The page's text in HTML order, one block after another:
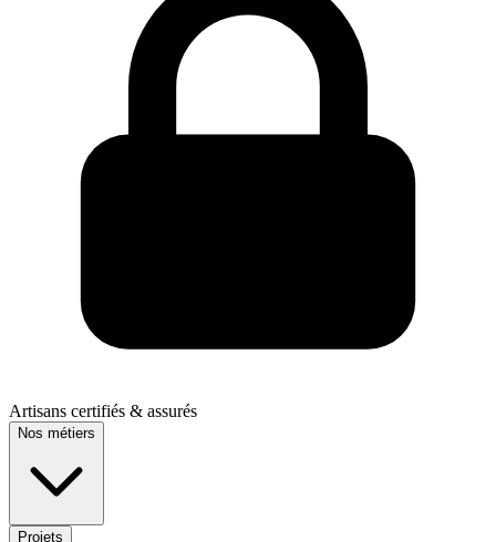
Artisans certifiés & assurés
Nos métiers
Projets